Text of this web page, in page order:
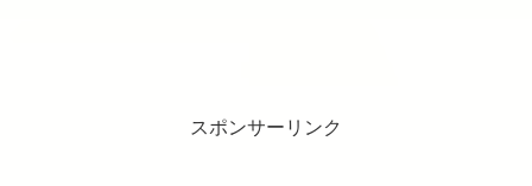
スポンサーリンク